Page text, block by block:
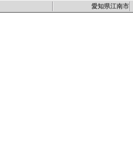
愛知県江南市